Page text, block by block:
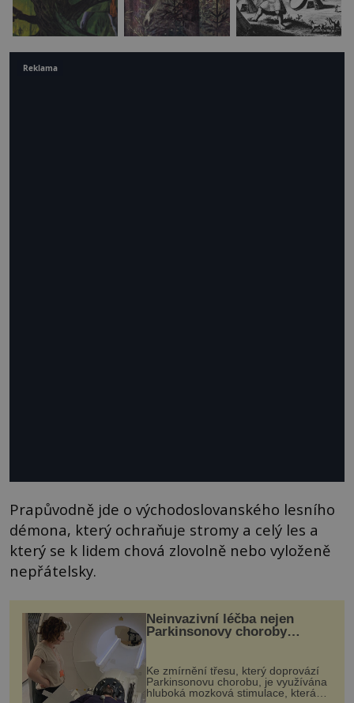
Prapůvodně jde o východoslovanského lesního
démona, který ochraňuje stromy a celý les a
který se k lidem chová zlovolně nebo vyloženě
nepřátelsky.
Neinvazivní léčba nejen
Parkinsonovy choroby
Ke zmírnění třesu, který doprovází
Parkinsonovu chorobu, je využívána
hluboká mozková stimulace, která
Reklama